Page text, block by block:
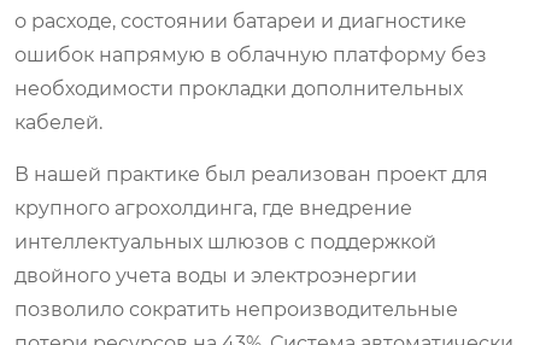
о расходе, состоянии батареи и диагностике
ошибок напрямую в облачную платформу без
необходимости прокладки дополнительных
кабелей.
В нашей практике был реализован проект для
крупного агрохолдинга, где внедрение
интеллектуальных шлюзов с поддержкой
двойного учета воды и электроэнергии
позволило сократить непроизводительные